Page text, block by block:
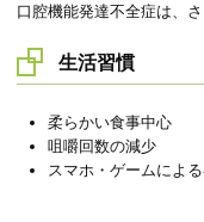
口腔機能発達不全症は、
生活習慣
柔らかい食事中心
咀嚼回数の減少
スマホ・ゲームによ